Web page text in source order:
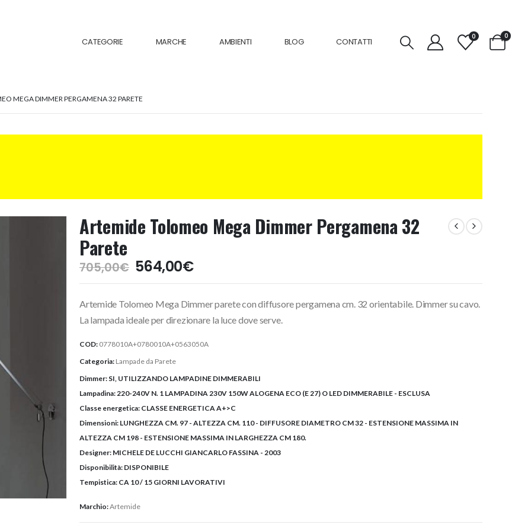
CATEGORIE MARCHE AMBIENTI BLOG CONTATTI
0 0
MEGA DIMMER PERGAMENA 32 PARETE
Artemide Tolomeo Mega Dimmer Pergamena 32
Parete
705,00€ Il
prezzo
era:
705,00€.
564,00€Il
prezzo
è:
564,00€.
Artemide Tolomeo Mega Dimmer parete con diffusore pergamena cm. 32 orientabile. Dimmer su cavo.
La lampada ideale per direzionare la luce dove serve.
COD: 0778010A+0780010A+0563050A
Categoria: Lampade da Parete
Dimmer: SI, UTILIZZANDO LAMPADINE DIMMERABILI
Lampadina: 220-240V N. 1 LAMPADINA 230V 150W ALOGENA ECO (E 27) O LED DIMMERABILE - ESCLUSA
Classe energetica: CLASSE ENERGETICA A+>C
Dimensioni: LUNGHEZZA CM. 97 - ALTEZZA CM. 110 - DIFFUSORE DIAMETRO CM 32 - ESTENSIONE MASSIMA IN
ALTEZZA CM 198 - ESTENSIONE MASSIMA IN LARGHEZZA CM 180.
Designer: MICHELE DE LUCCHI GIANCARLO FASSINA - 2003
Disponibilità: DISPONIBILE
Tempistica: CA 10 / 15 GIORNI LAVORATIVI
Marchio:Artemide